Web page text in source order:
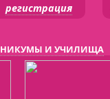
регистрация
И УЧИЛИЩА